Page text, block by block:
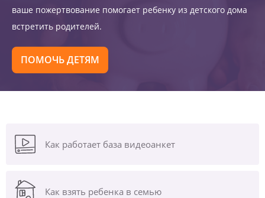
ваше пожертвование помогает ребенку из детского дома
встретить родителей.
ПОМОЧЬ ДЕТЯМ
Как работает база видеоанкет
Как взять ребенка в семью